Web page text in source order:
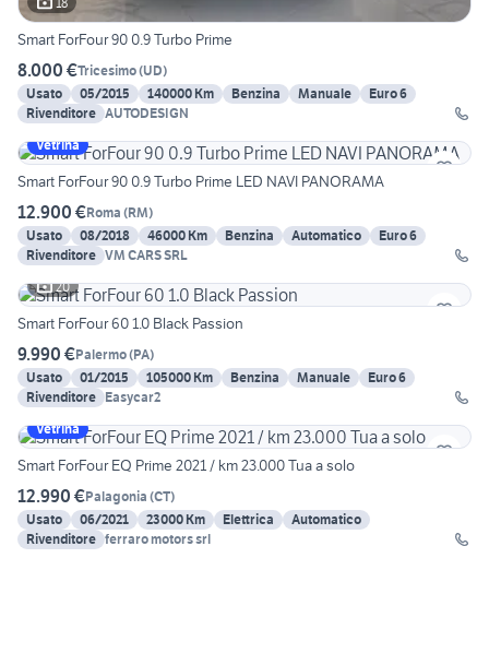
Smart ForFour 90 0.9 Turbo Prime
8.000 €Tricesimo(UD)
Usato
05/2015 140000 Km Benzina Manuale
Euro 6
Rivenditore AUTODESIGN
Vetrina
Smart ForFour 90 0.9 Turbo Prime LED NAVI PANORAMA
12.900 €Roma (RM)
Usato
08/2018 46000 Km Benzina Automatico
Euro 6
Rivenditore VM CARS SRL
20
Smart ForFour 60 1.0 Black Passion
9.990 €Palermo(PA)
Usato
01/2015 105000 Km Benzina Manuale
Euro 6
Rivenditore Easycar2
Vetrina
Smart ForFour EQ Prime 2021 / km 23.000 Tua a solo
12.990 €Palagonia (CT)
Usato
06/2021 23000 Km Elettrica
Automatico
Rivenditore ferraro motors srl